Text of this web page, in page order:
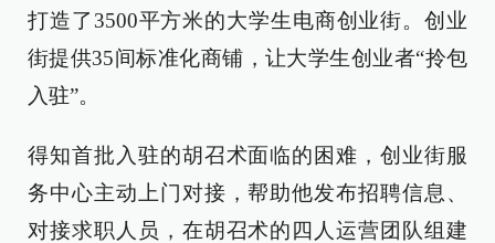
打造了3500平方米的大学生电商创业街。创业
街提供35间标准化商铺，让大学生创业者“拎包
入驻”。
得知首批入驻的胡召术面临的困难，创业街服
务中心主动上门对接，帮助他发布招聘信息、
对接求职人员，在胡召术的四人运营团队组建